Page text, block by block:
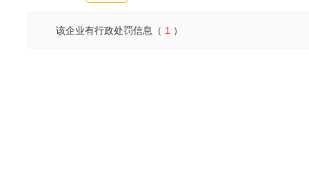
该企业有行政处罚信息（ 1 ）